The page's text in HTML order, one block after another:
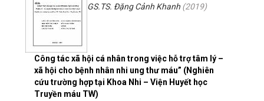
Công tác xã hội cá nhân trong việc hỗ trợ tâm lý –
xã hội cho bệnh nhân nhi ung thư máu” (Nghiên
cứu trường hợp tại Khoa Nhi – Viện Huyết học
Truyền máu TW)
GS.TS. Đặng Cảnh Khanh (2019)